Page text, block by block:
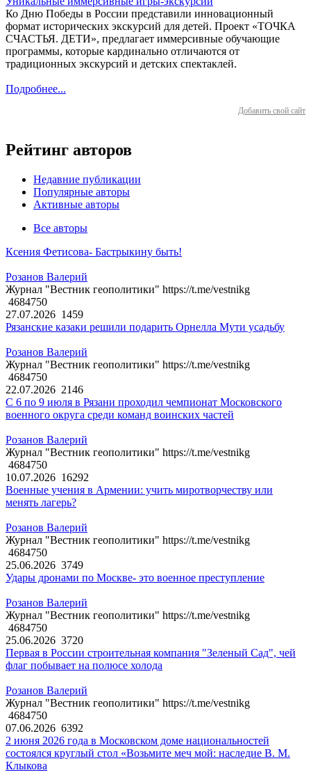
Ко Дню Победы в России представили инновационный
формат исторических экскурсий для детей. Проект «ТОЧКА
СЧАСТЬЯ. ДЕТИ», предлагает иммерсивные обучающие
программы, которые кардинально отличаются от
традиционных экскурсий и детских спектаклей.
Подробнее...
Добавить свой сайт
Рейтинг авторов
Недавние публикации
Популярные авторы
Активные авторы
Все авторы
Ксения Фетисова- Бастрыкину быть!
Розанов Валерий
Журнал "Вестник геополитики" https://t.me/vestnikg
4684750
27.07.2026 1459
Рязанские казаки решили подарить Орнелла Мути усадьбу
Розанов Валерий
Журнал "Вестник геополитики" https://t.me/vestnikg
4684750
22.07.2026 2146
С 6 по 9 июля в Рязани проходил чемпионат Московского
военного округа среди команд воинских частей
Розанов Валерий
Журнал "Вестник геополитики" https://t.me/vestnikg
4684750
10.07.2026 16292
Военные учения в Армении: учить миротворчеству или
менять лагерь?
Розанов Валерий
Журнал "Вестник геополитики" https://t.me/vestnikg
4684750
25.06.2026 3749
Удары дронами по Москве- это военное преступление
Розанов Валерий
Журнал "Вестник геополитики" https://t.me/vestnikg
4684750
25.06.2026 3720
Первая в России строительная компания "Зеленый Сад", чей
флаг побывает на полюсе холода
Розанов Валерий
Журнал "Вестник геополитики" https://t.me/vestnikg
4684750
07.06.2026 6392
2 июня 2026 года в Московском доме национальностей
состоялся круглый стол «Возьмите меч мой: наследие В. М.
Клыкова